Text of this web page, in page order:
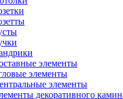
элементы
элементы
элементы
декоративного